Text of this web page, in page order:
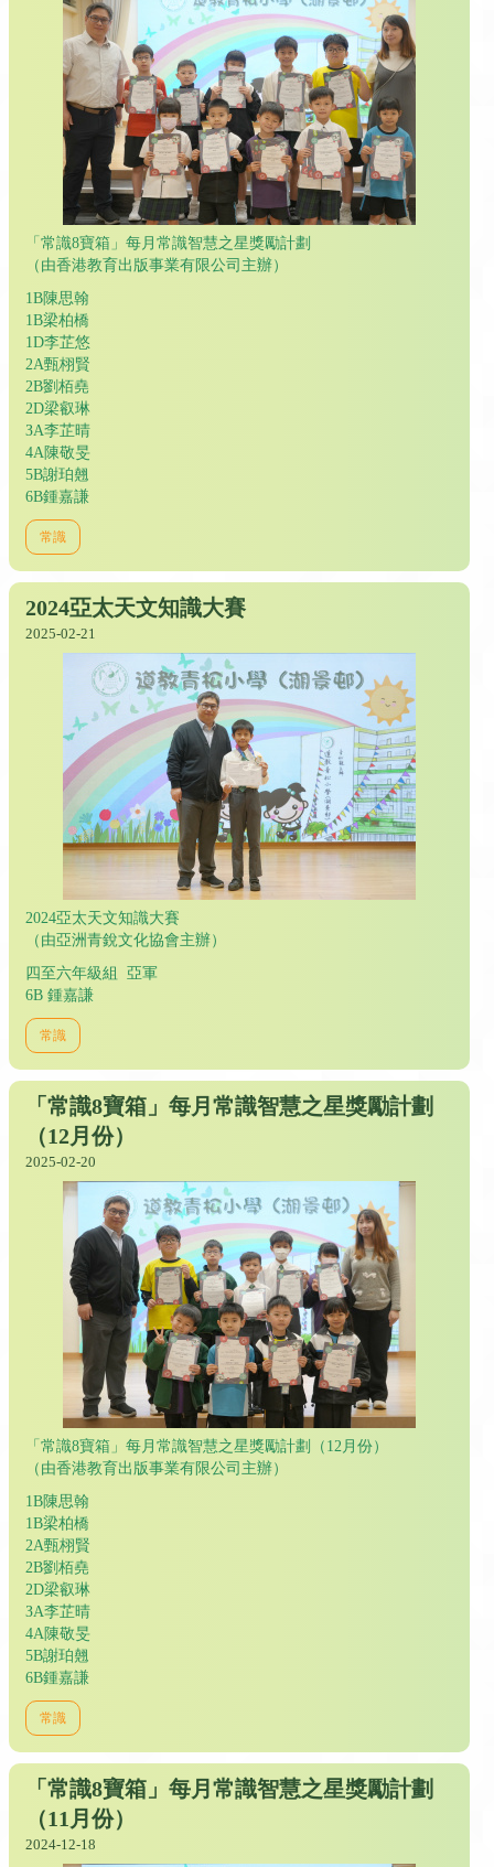
「常識8寶箱」每月常識智慧之星獎勵計劃
（由香港教育出版事業有限公司主辦）
1B陳思翰
1B梁柏橋
1D李芷悠
2A甄栩賢
2B劉栢堯
2D梁叡琳
ЗА李芷晴
4A陳敬旻
5B謝珀翹
6B鍾嘉謙
常識
2024亞太天文知識大賽
2025-02-21
2024亞太天文知識大賽
（由亞洲青銳文化協會主辦）
四至六年級組 亞軍
6B 鍾嘉謙
常識
「常識8寶箱」每月常識智慧之星獎勵計劃
（12月份）
2025-02-20
「常識8寶箱」每月常識智慧之星獎勵計劃（12月份）
（由香港教育出版事業有限公司主辦）
1B陳思翰
1B梁柏橋
2A甄栩賢
2B劉栢堯
2D梁叡琳
ЗА李芷晴
4A陳敬旻
5B謝珀翹
6B鍾嘉謙
常識
「常識8寶箱」每月常識智慧之星獎勵計劃
（11月份）
2024-12-18